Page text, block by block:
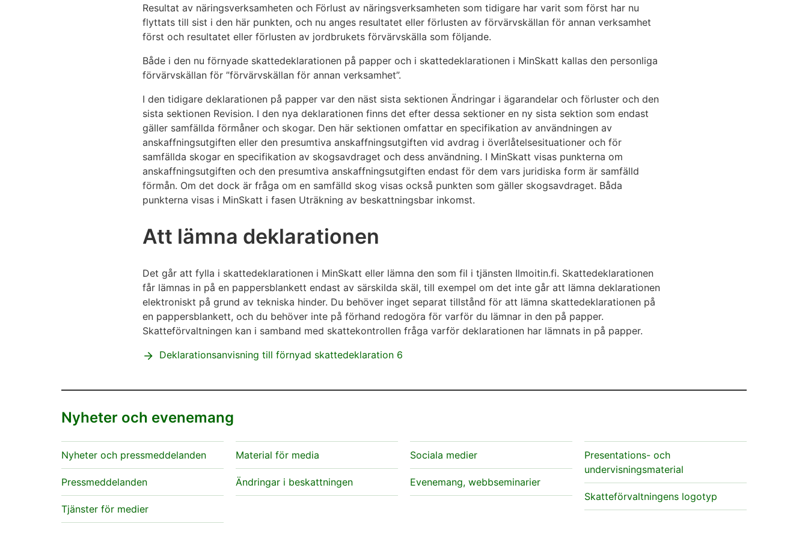
Resultat av näringsverksamheten och Förlust av näringsverksamheten som tidigare har varit som först har nu
flyttats till sist i den här punkten, och nu anges resultatet eller förlusten av förvärvskällan för annan verksamhet
först och resultatet eller förlusten av jordbrukets förvärvskälla som följande.
Både i den nu förnyade skattedeklarationen på papper och i skattedeklarationen i MinSkatt kallas den personliga
förvärvskällan för ”förvärvskällan för annan verksamhet”.
I den tidigare deklarationen på papper var den näst sista sektionen Ändringar i ägarandelar och förluster och den
sista sektionen Revision. I den nya deklarationen finns det efter dessa sektioner en ny sista sektion som endast
gäller samfällda förmåner och skogar. Den här sektionen omfattar en specifikation av användningen av
anskaffningsutgiften eller den presumtiva anskaffningsutgiften vid avdrag i överlåtelsesituationer och för
samfällda skogar en specifikation av skogsavdraget och dess användning. I MinSkatt visas punkterna om
anskaffningsutgiften och den presumtiva anskaffningsutgiften endast för dem vars juridiska form är samfälld
förmån. Om det dock är fråga om en samfälld skog visas också punkten som gäller skogsavdraget. Båda
punkterna visas i MinSkatt i fasen Uträkning av beskattningsbar inkomst.
Att lämna deklarationen
Det går att fylla i skattedeklarationen i MinSkatt eller lämna den som fil i tjänsten Ilmoitin.fi. Skattedeklarationen
får lämnas in på en pappersblankett endast av särskilda skäl, till exempel om det inte går att lämna deklarationen
elektroniskt på grund av tekniska hinder. Du behöver inget separat tillstånd för att lämna skattedeklarationen på
en pappersblankett, och du behöver inte på förhand redogöra för varför du lämnar in den på papper.
Skatteförvaltningen kan i samband med skattekontrollen fråga varför deklarationen har lämnats in på papper.
Deklarationsanvisning till förnyad skattedeklaration 6
Nyheter och evenemang
Nyheter och pressmeddelanden
Pressmeddelanden
Tjänster för medier
Material för media
Ändringar i beskattningen
Sociala medier
Evenemang, webbseminarier
Presentations- och
undervisningsmaterial
Skatteförvaltningens logotyp